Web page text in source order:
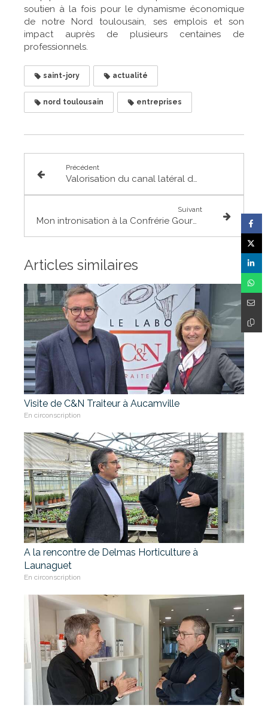
soutien à la fois pour le dynamisme économique
de notre Nord toulousain, ses emplois et son
impact auprès de plusieurs centaines de
professionnels.
saint-jory actualité
nord toulousain entreprises
Précédent
Valorisation du canal latéral de Garonne avec le photographe Daniel Laborde
Suivant
Mon intronisation à la Confrérie Gourmande et Joviale de la Saucisse à Grenade
Articles similaires
Visite de C&N Traiteur à Aucamville
En circonscription
A la rencontre de Delmas Horticulture à
Launaguet
En circonscription